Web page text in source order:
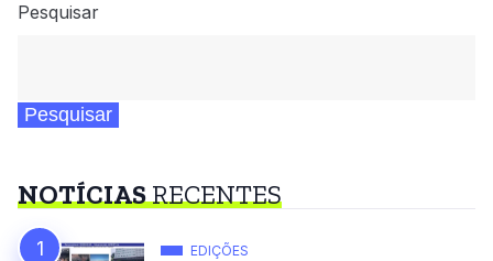
Pesquisar
Pesquisar
NOTÍCIASRECENTES
EDIÇÕES